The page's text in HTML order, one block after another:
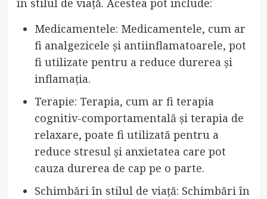
în stilul de viață. Acestea pot include:
Medicamentele: Medicamentele, cum ar
fi analgezicele și antiinflamatoarele, pot
fi utilizate pentru a reduce durerea și
inflamația.
Terapie: Terapia, cum ar fi terapia
cognitiv-comportamentală și terapia de
relaxare, poate fi utilizată pentru a
reduce stresul și anxietatea care pot
cauza durerea de cap pe o parte.
Schimbări în stilul de viață: Schimbări în